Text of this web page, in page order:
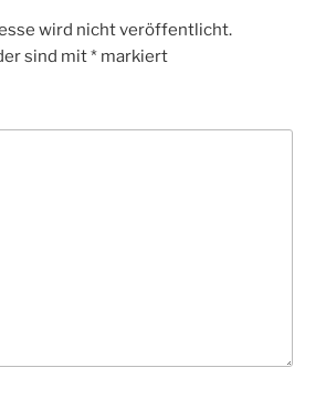
wird nicht veröffentlicht.
sind mit* markiert